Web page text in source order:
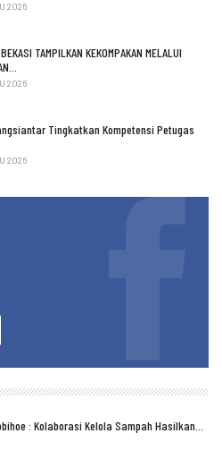
2026
TAMPILKAN KEKOMPAKAN MELALUI
2026
Tingkatkan Kompetensi Petugas
2026
: Kolaborasi Kelola Sampah Hasilkan…